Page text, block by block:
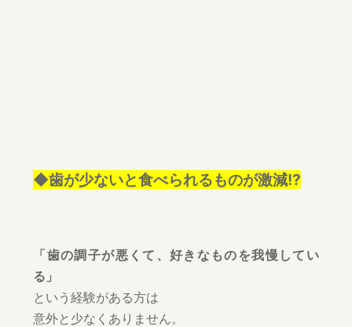
◆歯が少ないと食べられるものが激減!?
「歯の調子が悪くて、好きなものを我慢してい
る」
という経験がある方は
意外と少なくありません。